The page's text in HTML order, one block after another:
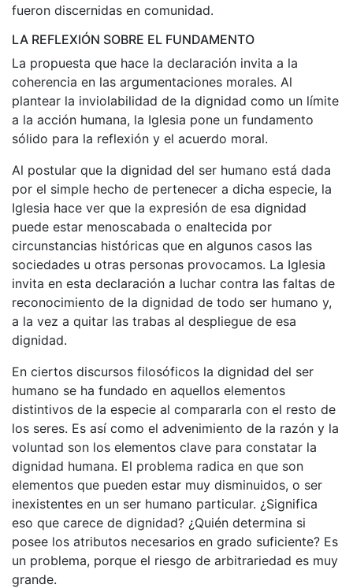
fueron discernidas en comunidad.
LA REFLEXIÓN SOBRE EL FUNDAMENTO
La propuesta que hace la declaración invita a la
coherencia en las argumentaciones morales. Al
plantear la inviolabilidad de la dignidad como un límite
a la acción humana, la Iglesia pone un fundamento
sólido para la reflexión y el acuerdo moral.
Al postular que la dignidad del ser humano está dada
por el simple hecho de pertenecer a dicha especie, la
Iglesia hace ver que la expresión de esa dignidad
puede estar menoscabada o enaltecida por
circunstancias históricas que en algunos casos las
sociedades u otras personas provocamos. La Iglesia
invita en esta declaración a luchar contra las faltas de
reconocimiento de la dignidad de todo ser humano y,
a la vez a quitar las trabas al despliegue de esa
dignidad.
En ciertos discursos filosóficos la dignidad del ser
humano se ha fundado en aquellos elementos
distintivos de la especie al compararla con el resto de
los seres. Es así como el advenimiento de la razón y la
voluntad son los elementos clave para constatar la
dignidad humana. El problema radica en que son
elementos que pueden estar muy disminuidos, o ser
inexistentes en un ser humano particular. ¿Significa
eso que carece de dignidad? ¿Quién determina si
posee los atributos necesarios en grado suficiente? Es
un problema, porque el riesgo de arbitrariedad es muy
grande.